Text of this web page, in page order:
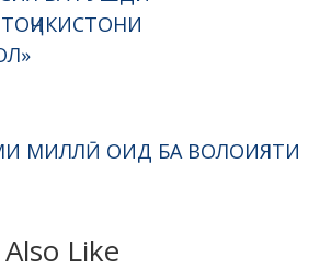
МИЛЛӢ ОИД БА ВОЛОИЯТИ
Like